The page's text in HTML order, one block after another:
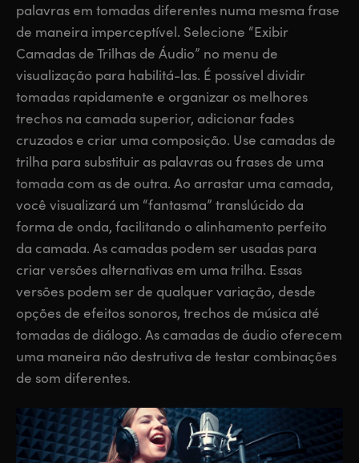
palavras em tomadas diferentes numa mesma frase
de maneira imperceptível. Selecione “Exibir
Camadas de Trilhas de Áudio” no menu de
visualização para habilitá-las. É possível dividir
tomadas rapidamente e organizar os melhores
trechos na camada superior, adicionar fades
cruzados e criar uma composição. Use camadas de
trilha para substituir as palavras ou frases de uma
tomada com as de outra. Ao arrastar uma camada,
você visualizará um “fantasma” translúcido da
forma de onda, facilitando o alinhamento perfeito
da camada. As camadas podem ser usadas para
criar versões alternativas em uma trilha. Essas
versões podem ser de qualquer variação, desde
opções de efeitos sonoros, trechos de música até
tomadas de diálogo. As camadas de áudio oferecem
uma maneira não destrutiva de testar combinações
de som diferentes.